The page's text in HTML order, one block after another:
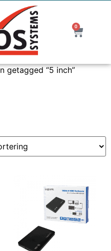
0
getagged “5 inch”